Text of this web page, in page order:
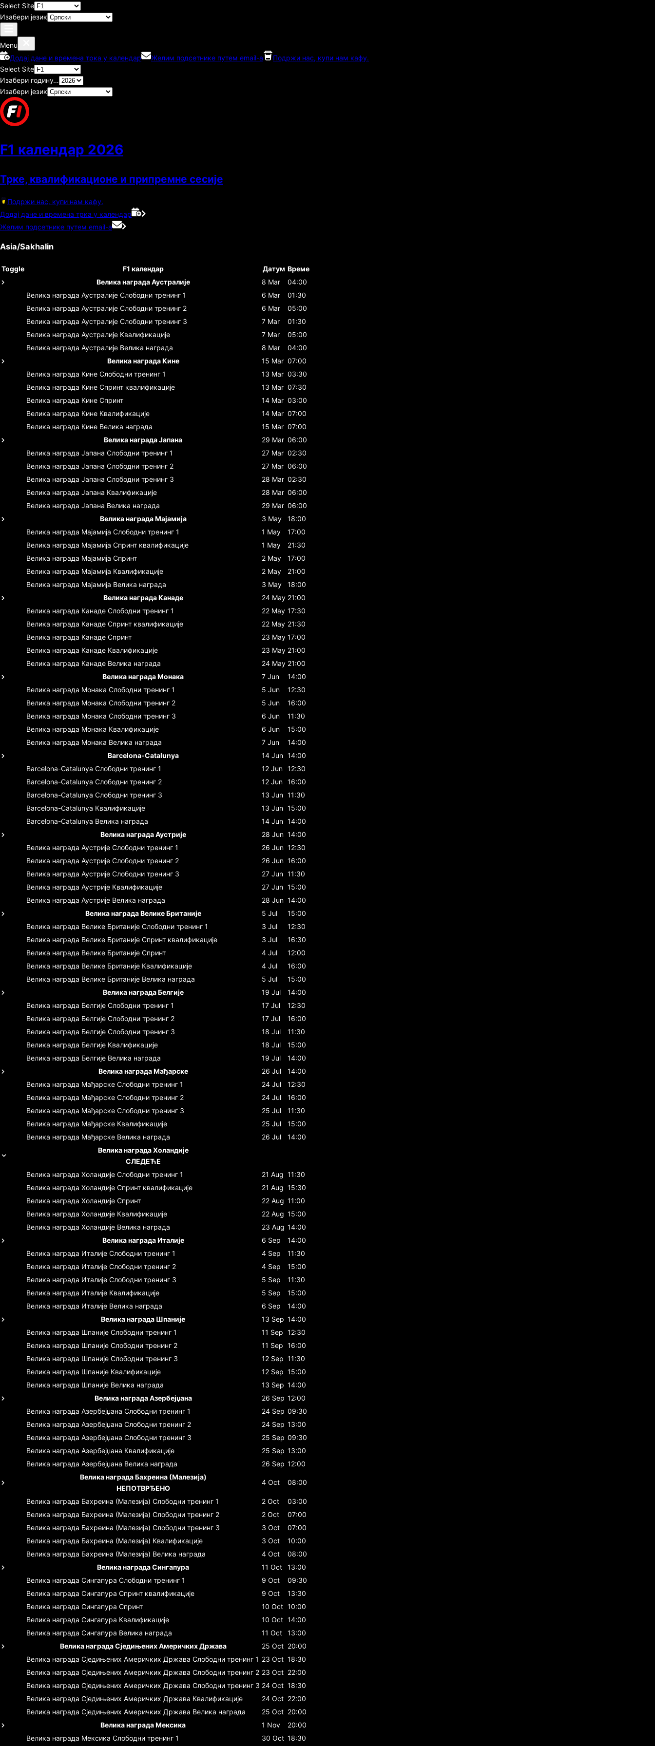
Select Site
Изабери језик
Menu
Додај дане и времена трка у календар
Желим подсетнике путем email-а
Подржи нас, купи нам кафу.
Select Site
Изабери годину…
Изабери језик
F1 календар 2026
Трке, квалификационе и припремне сесије
Подржи нас, купи нам кафу.
Додај дане и времена трка у календар
Желим подсетнике путем email-а
Asia/Sakhalin
Toggle F1 календар Датум Време
Велика награда Аустралије
8 Mar
04:00
Велика награда Аустралије Слободни тренинг 1 6 Mar
01:30
Велика награда Аустралије Слободни тренинг 2 6 Mar
05:00
Велика награда Аустралије Слободни тренинг 3 7 Mar
01:30
Велика награда Аустралије Квалификације 7 Mar
05:00
Велика награда Аустралије Велика награда 8 Mar
04:00
Велика награда Кине
15 Mar 07:00
Велика награда Кине Слободни тренинг 1 13 Mar 03:30
Велика награда Кине Спринт квалификације 13 Mar 07:30
Велика награда Кине Спринт 14 Mar 03:00
Велика награда Кине Квалификације 14 Mar 07:00
Велика награда Кине Велика награда 15 Mar 07:00
Велика награда Јапана
29 Mar 06:00
Велика награда Јапана Слободни тренинг 1 27 Mar 02:30
Велика награда Јапана Слободни тренинг 2 27 Mar 06:00
Велика награда Јапана Слободни тренинг 3 28 Mar 02:30
Велика награда Јапана Квалификације 28 Mar 06:00
Велика награда Јапана Велика награда 29 Mar 06:00
Велика награда Мајамија
3 May
18:00
Велика награда Мајамија Слободни тренинг 1 1 May
17:00
Велика награда Мајамија Спринт квалификације 1 May
21:30
Велика награда Мајамија Спринт 2 May
17:00
Велика награда Мајамија Квалификације 2 May
21:00
Велика награда Мајамија Велика награда 3 May
18:00
Велика награда Канаде
24 May 21:00
Велика награда Канаде Слободни тренинг 1 22 May 17:30
Велика награда Канаде Спринт квалификације 22 May 21:30
Велика награда Канаде Спринт 23 May 17:00
Велика награда Канаде Квалификације 23 May 21:00
Велика награда Канаде Велика награда 24 May 21:00
Велика награда Монака
7 Jun
14:00
Велика награда Монака Слободни тренинг 1 5 Jun
12:30
Велика награда Монака Слободни тренинг 2 5 Jun
16:00
Велика награда Монака Слободни тренинг 3 6 Jun
11:30
Велика награда Монака Квалификације 6 Jun
15:00
Велика награда Монака Велика награда 7 Jun
14:00
Barcelona-Catalunya
14 Jun 14:00
Barcelona-Catalunya Слободни тренинг 1 12 Jun 12:30
Barcelona-Catalunya Слободни тренинг 2 12 Jun 16:00
Barcelona-Catalunya Слободни тренинг 3 13 Jun 11:30
Barcelona-Catalunya Квалификације 13 Jun 15:00
Barcelona-Catalunya Велика награда 14 Jun 14:00
Велика награда Аустрије
28 Jun 14:00
Велика награда Аустрије Слободни тренинг 1 26 Jun 12:30
Велика награда Аустрије Слободни тренинг 2 26 Jun 16:00
Велика награда Аустрије Слободни тренинг 3 27 Jun 11:30
Велика награда Аустрије Квалификације 27 Jun 15:00
Велика награда Аустрије Велика награда 28 Jun 14:00
Велика награда Велике Британије
5 Jul
15:00
Велика награда Велике Британије Слободни тренинг 1 3 Jul
12:30
Велика награда Велике Британије Спринт квалификације 3 Jul
16:30
Велика награда Велике Британије Спринт 4 Jul
12:00
Велика награда Велике Британије Квалификације 4 Jul
16:00
Велика награда Велике Британије Велика награда 5 Jul
15:00
Велика награда Белгије
19 Jul
14:00
Велика награда Белгије Слободни тренинг 1 17 Jul
12:30
Велика награда Белгије Слободни тренинг 2 17 Jul
16:00
Велика награда Белгије Слободни тренинг 3 18 Jul
11:30
Велика награда Белгије Квалификације 18 Jul
15:00
Велика награда Белгије Велика награда 19 Jul
14:00
Велика награда Мађарске
26 Jul
14:00
Велика награда Мађарске Слободни тренинг 1 24 Jul
12:30
Велика награда Мађарске Слободни тренинг 2 24 Jul
16:00
Велика награда Мађарске Слободни тренинг 3 25 Jul
11:30
Велика награда Мађарске Квалификације 25 Jul
15:00
Велика награда Мађарске Велика награда 26 Jul
14:00
Велика награда Холандије
СЛЕДЕЋЕ
Велика награда Холандије Слободни тренинг 1 21 Aug 11:30
Велика награда Холандије Спринт квалификације 21 Aug 15:30
Велика награда Холандије Спринт 22 Aug 11:00
Велика награда Холандије Квалификације 22 Aug 15:00
Велика награда Холандије Велика награда 23 Aug 14:00
Велика награда Италије
6 Sep
14:00
Велика награда Италије Слободни тренинг 1 4 Sep
11:30
Велика награда Италије Слободни тренинг 2 4 Sep
15:00
Велика награда Италије Слободни тренинг 3 5 Sep
11:30
Велика награда Италије Квалификације 5 Sep
15:00
Велика награда Италије Велика награда 6 Sep
14:00
Велика награда Шпаније
13 Sep 14:00
Велика награда Шпаније Слободни тренинг 1 11 Sep 12:30
Велика награда Шпаније Слободни тренинг 2 11 Sep 16:00
Велика награда Шпаније Слободни тренинг 3 12 Sep 11:30
Велика награда Шпаније Квалификације 12 Sep 15:00
Велика награда Шпаније Велика награда 13 Sep 14:00
Велика награда Азербејџана
26 Sep 12:00
Велика награда Азербејџана Слободни тренинг 1 24 Sep 09:30
Велика награда Азербејџана Слободни тренинг 2 24 Sep 13:00
Велика награда Азербејџана Слободни тренинг 3 25 Sep 09:30
Велика награда Азербејџана Квалификације 25 Sep 13:00
Велика награда Азербејџана Велика награда 26 Sep 12:00
Велика награда Бахреина (Малезија)
НЕПОТВРЂЕНО
4 Oct 08:00
Велика награда Бахреина (Малезија) Слободни тренинг 1 2 Oct
03:00
Велика награда Бахреина (Малезија) Слободни тренинг 2 2 Oct
07:00
Велика награда Бахреина (Малезија) Слободни тренинг 3 3 Oct
07:00
Велика награда Бахреина (Малезија) Квалификације 3 Oct
10:00
Велика награда Бахреина (Малезија) Велика награда 4 Oct
08:00
Велика награда Сингапура
11 Oct
13:00
Велика награда Сингапура Слободни тренинг 1 9 Oct
09:30
Велика награда Сингапура Спринт квалификације 9 Oct
13:30
Велика награда Сингапура Спринт 10 Oct 10:00
Велика награда Сингапура Квалификације 10 Oct 14:00
Велика награда Сингапура Велика награда 11 Oct
13:00
Велика награда Сједињених Америчких Држава
25 Oct 20:00
Велика награда Сједињених Америчких Држава Слободни тренинг 1 23 Oct 18:30
Велика награда Сједињених Америчких Држава Слободни тренинг 2 23 Oct 22:00
Велика награда Сједињених Америчких Држава Слободни тренинг 3 24 Oct 18:30
Велика награда Сједињених Америчких Држава Квалификације 24 Oct 22:00
Велика награда Сједињених Америчких Држава Велика награда 25 Oct 20:00
Велика награда Мексика
1 Nov
20:00
Велика награда Мексика Слободни тренинг 1 30 Oct 18:30